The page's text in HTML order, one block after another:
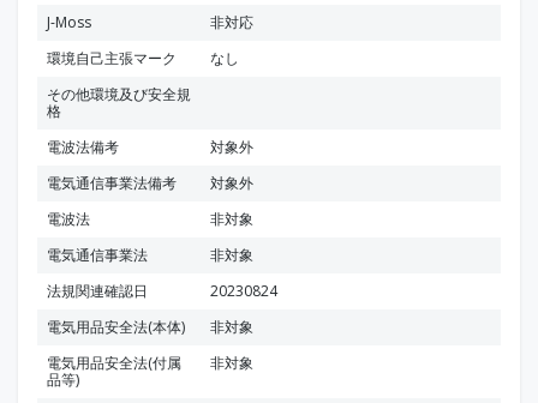
J-Moss
非対応
環境自己主張マーク
なし
その他環境及び安全規
格
電波法備考
対象外
電気通信事業法備考
対象外
電波法
非対象
電気通信事業法
非対象
法規関連確認日
20230824
電気用品安全法(本体)
非対象
電気用品安全法(付属
品等)
非対象